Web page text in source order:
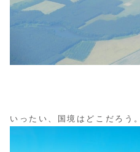
いったい、国境はどこだろう。